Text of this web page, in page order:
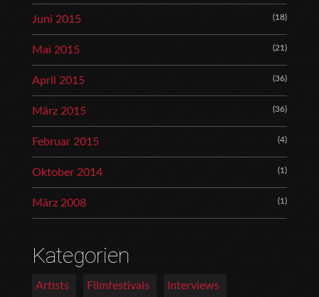
Juni 2015 (18)
Mai 2015 (21)
April 2015 (36)
März 2015 (36)
Februar 2015 (4)
Oktober 2014 (1)
März 2008 (1)
Kategorien
Artists Filmfestivals Interviews